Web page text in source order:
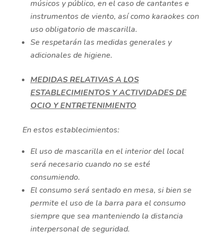
músicos y público, en el caso de cantantes e
instrumentos de viento, así como karaokes con
uso obligatorio de mascarilla.
Se respetarán las medidas generales y
adicionales de higiene.
MEDIDAS RELATIVAS A LOS
ESTABLECIMIENTOS Y ACTIVIDADES DE
OCIO Y ENTRETENIMIENTO
En estos establecimientos:
El uso de mascarilla en el interior del local
será necesario cuando no se esté
consumiendo.
El consumo será sentado en mesa, si bien se
permite el uso de la barra para el consumo
siempre que sea manteniendo la distancia
interpersonal de seguridad.